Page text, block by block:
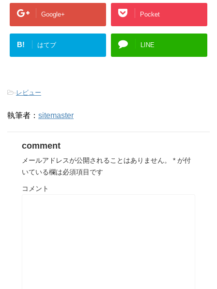
Google+ Pocket
B! はてブ LINE
-レビュー
執筆者： sitemaster
comment
メールアドレスが公開されることはありません。 * が付
いている欄は必須項目です
コメント